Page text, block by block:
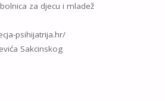
za djecu i mladež
psihijatrija.hr/
Sakcinskog